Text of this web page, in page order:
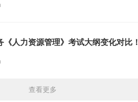
人力资源管理》考试大纲变化对比！
查看更多